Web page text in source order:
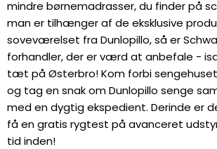
mindre børnemadrasser, du finder på
man er tilhænger af de eksklusive
soveværelset fra Dunlopillo, så er
forhandler, der er værd at anbefale -
tæt på Østerbro! Kom forbi
og tag en snak om Dunlopillo senge
med en dygtig ekspedient. Derinde er
få en gratis rygtest på avanceret
tid inden!